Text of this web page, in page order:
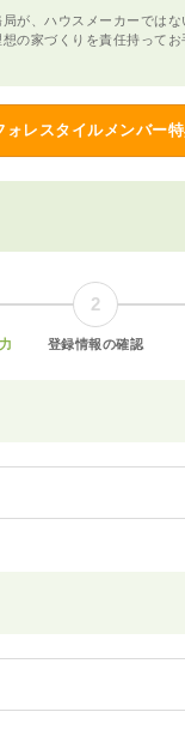
が、ハウスメーカーでは
想の家づくりを責任持って
ォレスタイルメンバー
2
登録情報の確認